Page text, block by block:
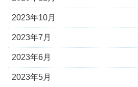
2023年10月
2023年7月
2023年6月
2023年5月